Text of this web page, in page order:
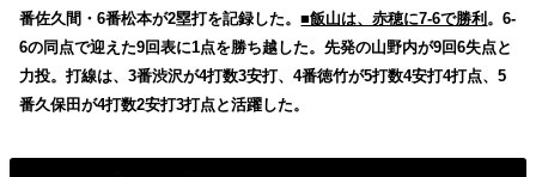
番佐久間・6番松本が2塁打を記録した。■飯山は、赤穂に7-6で勝利。6-
6の同点で迎えた9回表に1点を勝ち越した。先発の山野内が9回6失点と
力投。打線は、3番渋沢が4打数3安打、4番徳竹が5打数4安打4打点、5
番久保田が4打数2安打3打点と活躍した。